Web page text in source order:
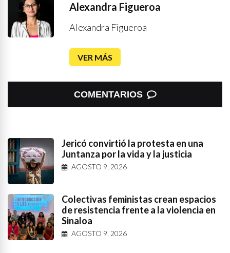
Alexandra Figueroa
Alexandra Figueroa
VER MÁS
COMENTARIOS
Jericó convirtió la protesta en una
Juntanza por la vida y la justicia
AGOSTO 9, 2026
Colectivas feministas crean espacios
de resistencia frente a la violencia en
Sinaloa
AGOSTO 9, 2026